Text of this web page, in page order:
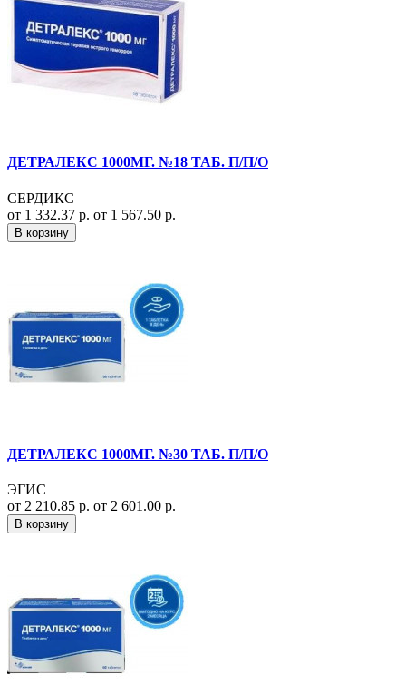
ДЕТРАЛЕКС 1000МГ. №18 ТАБ. П/П/О
СЕРДИКС
от 1 332.37 р. от 1 567.50 р.
В корзину
ДЕТРАЛЕКС 1000МГ. №30 ТАБ. П/П/О
ЭГИС
от 2 210.85 р. от 2 601.00 р.
В корзину